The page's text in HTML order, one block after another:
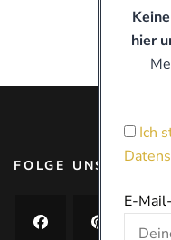
FOLGE UNS AUF
hier
Ich
E-